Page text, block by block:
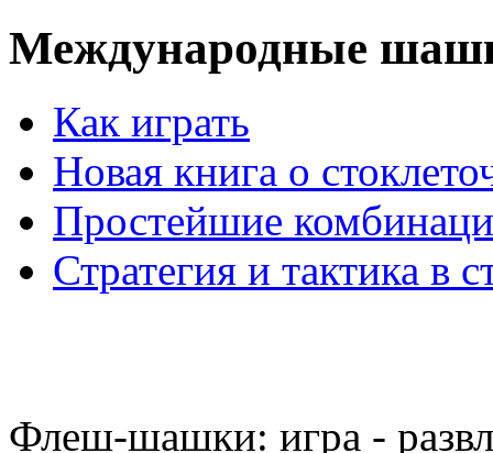
Международные
Как играть
Новая книга о
Простейшие
Стратегия и тактика в
Флеш-шашки: игра -